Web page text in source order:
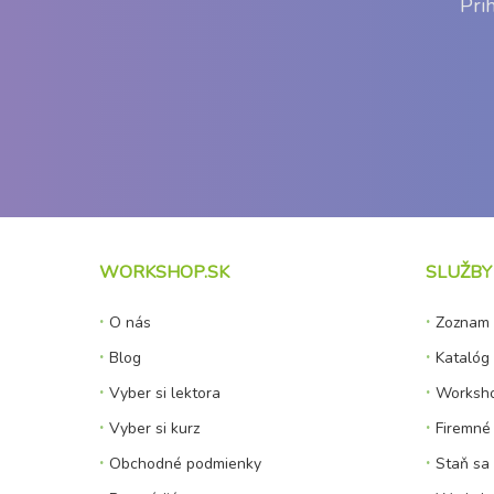
WORKSHOP.SK
O nás
Blog
Vyber si lektora
Vyber si kurz
Obchodné podmienky
Staň